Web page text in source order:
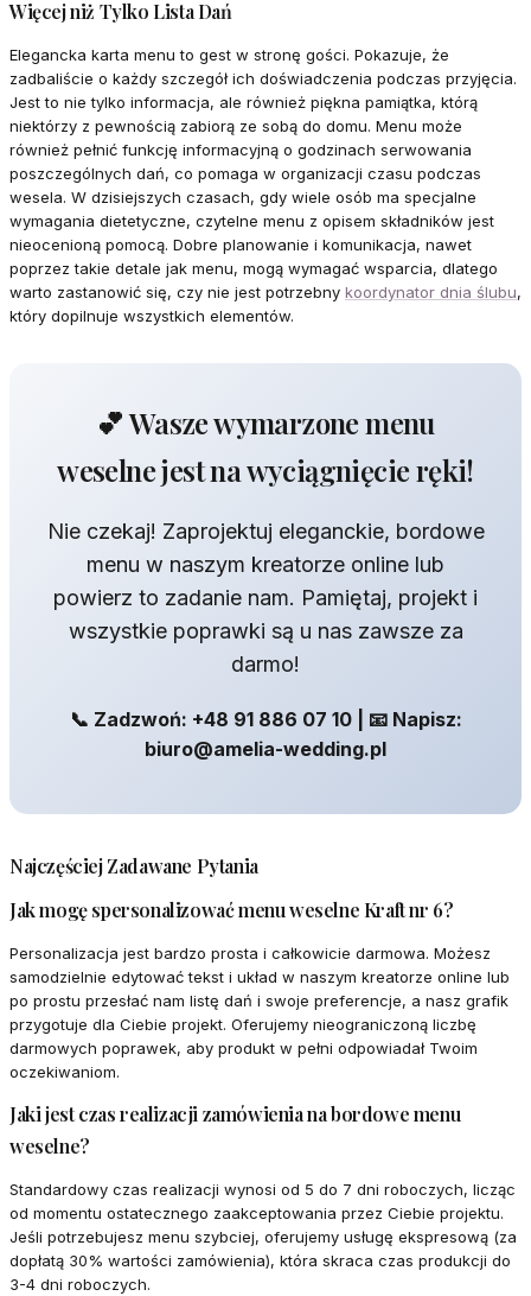
Więcej niż Tylko Lista Dań
Elegancka karta menu to gest w stronę gości. Pokazuje, że
zadbaliście o każdy szczegół ich doświadczenia podczas przyjęcia.
Jest to nie tylko informacja, ale również piękna pamiątka, którą
niektórzy z pewnością zabiorą ze sobą do domu. Menu może
również pełnić funkcję informacyjną o godzinach serwowania
poszczególnych dań, co pomaga w organizacji czasu podczas
wesela. W dzisiejszych czasach, gdy wiele osób ma specjalne
wymagania dietetyczne, czytelne menu z opisem składników jest
nieocenioną pomocą. Dobre planowanie i komunikacja, nawet
poprzez takie detale jak menu, mogą wymagać wsparcia, dlatego
warto zastanowić się, czy nie jest potrzebny koordynator dnia ślubu,
który dopilnuje wszystkich elementów.
💕 Wasze wymarzone menu
weselne jest na wyciągnięcie ręki!
Nie czekaj! Zaprojektuj eleganckie, bordowe
menu w naszym kreatorze online lub
powierz to zadanie nam. Pamiętaj, projekt i
wszystkie poprawki są u nas zawsze za
darmo!
📞 Zadzwoń: +48 91 886 07 10 | 📧 Napisz:
biuro@amelia-wedding.pl
Najczęściej Zadawane Pytania
Jak mogę spersonalizować menu weselne Kraft nr 6?
Personalizacja jest bardzo prosta i całkowicie darmowa. Możesz
samodzielnie edytować tekst i układ w naszym kreatorze online lub
po prostu przesłać nam listę dań i swoje preferencje, a nasz grafik
przygotuje dla Ciebie projekt. Oferujemy nieograniczoną liczbę
darmowych poprawek, aby produkt w pełni odpowiadał Twoim
oczekiwaniom.
Jaki jest czas realizacji zamówienia na bordowe menu
weselne?
Standardowy czas realizacji wynosi od 5 do 7 dni roboczych, licząc
od momentu ostatecznego zaakceptowania przez Ciebie projektu.
Jeśli potrzebujesz menu szybciej, oferujemy usługę ekspresową (za
dopłatą 30% wartości zamówienia), która skraca czas produkcji do
3-4 dni roboczych.